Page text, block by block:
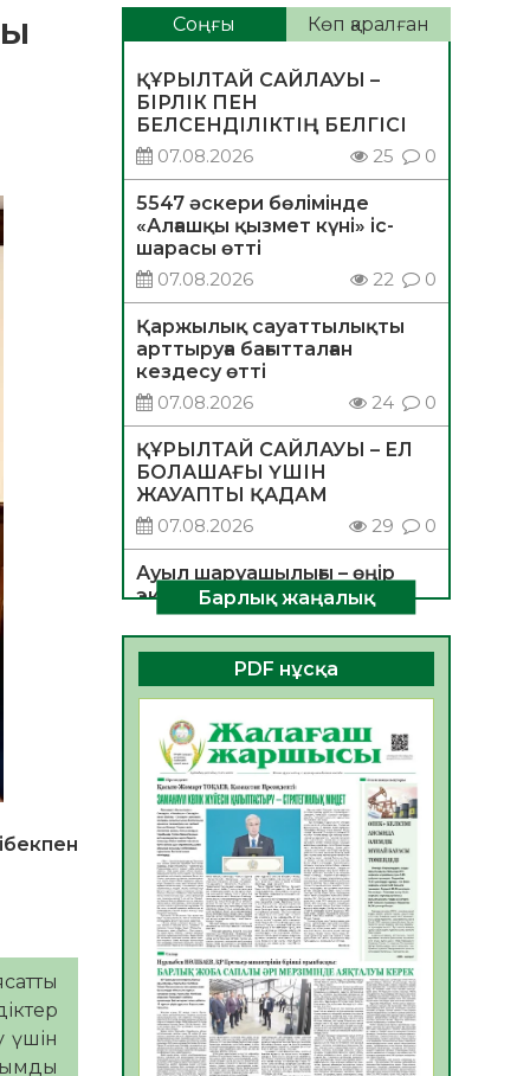
үшін
Соңғы Көп қаралған
ҚҰРЫЛТАЙ САЙЛАУЫ –
БІРЛІК ПЕН
БЕЛСЕНДІЛІКТІҢ БЕЛГІСІ
07.08.2026
25 0
5547 әскери бөлімінде
«Алғашқы қызмет күні» іс-
шарасы өтті
07.08.2026
22 0
Қаржылық сауаттылықты
арттыруға бағытталған
кездесу өтті
07.08.2026
24 0
ҚҰРЫЛТАЙ САЙЛАУЫ – ЕЛ
БОЛАШАҒЫ ҮШІН
ЖАУАПТЫ ҚАДАМ
07.08.2026
29 0
Ауыл шаруашылығы – өңір
экономикасының негізгі
тірегі
06.08.2026
38 0
ҚОҒАМДЫҚ БЕЛСЕНДІЛІК –
ЕЛ ДАМУЫНЫҢ НЕГІЗІ
06.08.2026
35
ҚҰРЫЛТАЙ САЙЛАУЫ –
БОЛАШАҚҚА БАСТАР
ЖАУАПТЫ ТАҢДАУ
06.08.2026
37
Инфекциялық ауруларға
қарсы иммундау
жұмыстарының тиімділігі
06.08.2026
39
Көкжөтел ауруы туралы
Барлық жаңалық
PDF нұсқа